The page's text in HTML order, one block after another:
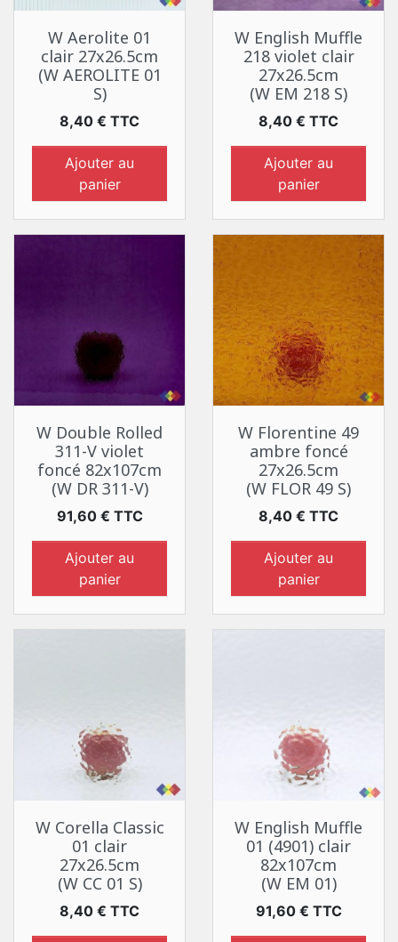
W Aerolite 01
clair 27x26.5cm
(W AEROLITE 01
S)
Prix
8,40 € TTC
Ajouter au
panier
W English Muffle
218 violet clair
27x26.5cm
(W EM 218 S)
Prix
8,40 € TTC
Ajouter au
panier
W Double Rolled
311-V violet
foncé 82x107cm
(W DR 311-V)
Prix
91,60 € TTC
Ajouter au
panier
W Florentine 49
ambre foncé
27x26.5cm
(W FLOR 49 S)
Prix
8,40 € TTC
Ajouter au
panier
W Corella Classic
01 clair
27x26.5cm
(W CC 01 S)
Prix
8,40 € TTC
W English Muffle
01 (4901) clair
82x107cm
(W EM 01)
Prix
91,60 € TTC